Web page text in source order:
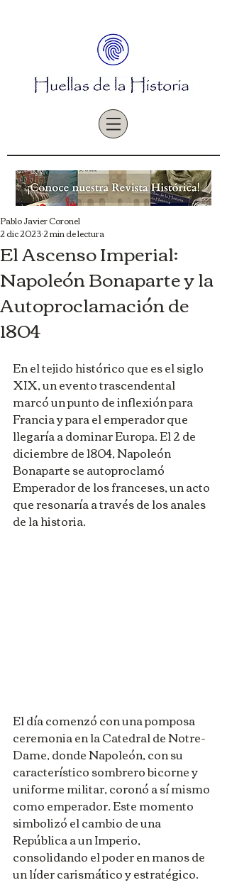
El Ascenso Imperial:
Napoleón Bonaparte y la
Autoproclamación de
1804
Pablo Javier Coronel
2 dic 20232 min de lectura
En el tejido histórico que es el siglo
XIX, un evento trascendental
marcó un punto de inflexión para
Francia y para el emperador que
llegaría a dominar Europa. El 2 de
diciembre de 1804, Napoleón
Bonaparte se autoproclamó
Emperador de los franceses, un acto
que resonaría a través de los anales
de la historia.
El día comenzó con una pomposa
ceremonia en la Catedral de Notre-
Dame, donde Napoleón, con su
característico sombrero bicorne y
uniforme militar, coronó a sí mismo
como emperador. Este momento
simbolizó el cambio de una
República a un Imperio,
consolidando el poder en manos de
un líder carismático y estratégico.